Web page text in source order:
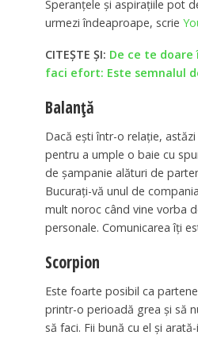
Speranțele și aspirațiile pot
urmezi îndeaproape, scrie
CITEȘTE ȘI: De ce te
faci efort: Este semnalul
Balanță
Dacă ești într-o relație,
pentru a umple o baie cu
de șampanie alături de
Bucurați-vă unul de
mult noroc când vine vorba
personale. Comunicarea îți
Scorpion
Este foarte posibil ca
printr-o perioadă grea și să
să faci. Fii bună cu el și